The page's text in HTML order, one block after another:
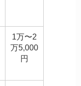
1万〜2
万5,000
円